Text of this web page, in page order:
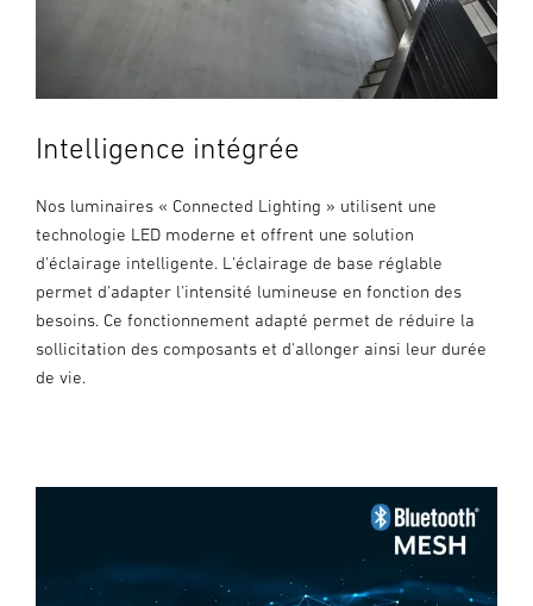
Intelligence intégrée
Nos luminaires « Connected Lighting » utilisent une
technologie LED moderne et offrent une solution
d'éclairage intelligente. L'éclairage de base réglable
permet d'adapter l'intensité lumineuse en fonction des
besoins. Ce fonctionnement adapté permet de réduire la
sollicitation des composants et d'allonger ainsi leur durée
de vie.